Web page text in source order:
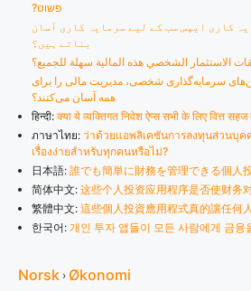
פשוט?
کاری ایپس سب کے لیے سرمایہ کاری آسان
بناتے ہیں؟
الاستثمار الشخصي هذه المالية سهلة للجميع؟
سرمایه‌گذاری شخصی، مدیریت مالی را برای
همه آسان می‌کنند؟
हिन्दी: क्या ये व्यक्तिगत निवेश ऐप्स सभी के लिए वित्त सहज
ภาษาไทย: ว่าด้วยแอพลิเคชันการลงทุนส่วนบุค
เรื่องง่ายสำหรับทุกคนหรือไม่?
日本語: 誰でも簡単に財務を管理できる個人
简体中文: 这些个人投资应用程序是否使财务
繁體中文: 這些個人投資應用程式真的讓任何
한국어: 개인 투자 앱들이 모든 사람에게 금융
Norsk › Økonomi